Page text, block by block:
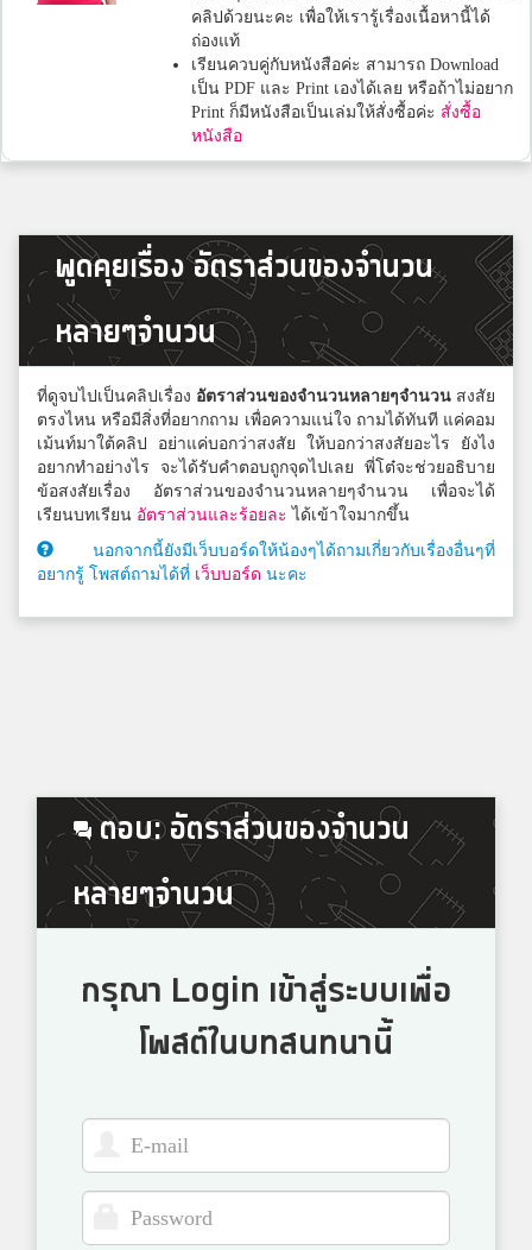
คลิปด้วยนะคะ เพื่อให้เรารู้เรื่องเนื้อหานี้ได้
ถ่องแท้
เรียนควบคู่กับหนังสือค่ะ สามารถ Download
เป็น PDF และ Print เองได้เลย หรือถ้าไม่อยาก
Print ก็มีหนังสือเป็นเล่มให้สั่งซื้อค่ะ สั่งซื้อ
หนังสือ
พูดคุยเรื่อง อัตราส่วนของจำนวน
หลายๆจำนวน
ที่ดูจบไปเป็นคลิปเรื่อง อัตราส่วนของจำนวนหลายๆจำนวน สงสัย
ตรงไหน หรือมีสิ่งที่อยากถาม เพื่อความแน่ใจ ถามได้ทันที แค่คอม
เม้นท์มาใต้คลิป อย่าแค่บอกว่าสงสัย ให้บอกว่าสงสัยอะไร ยังไง
อยากทำอย่างไร จะได้รับคำตอบถูกจุดไปเลย พี่โต๋จะช่วยอธิบาย
ข้อสงสัยเรื่อง อัตราส่วนของจำนวนหลายๆจำนวน เพื่อจะได้
เรียนบทเรียน อัตราส่วนและร้อยละ ได้เข้าใจมากขึ้น
นอกจากนี้ยังมีเว็บบอร์ดให้น้องๆได้ถามเกี่ยวกับเรื่องอื่นๆที่
อยากรู้ โพสต์ถามได้ที่ เว็บบอร์ด นะคะ
ตอบ: อัตราส่วนของจำนวน
หลายๆจำนวน
กรุณา Login เข้าสู่ระบบเพื่อ
โพสต์ในบทสนทนานี้